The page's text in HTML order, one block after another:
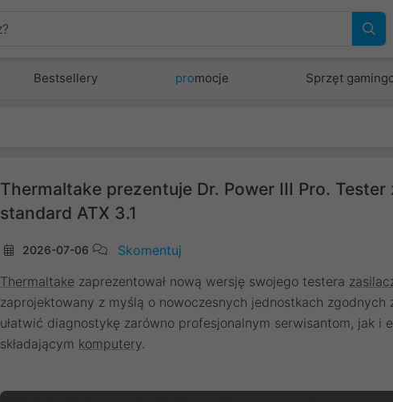
Bestsellery promocje Sprzęt
Thermaltake prezentuje Dr. Power III Pro.
standard ATX 3.1
2026-07-06 Skomentuj
Thermaltakezaprezentował nową wersję swojego testera
zaprojektowany z myślą o nowoczesnych jednostkach zgodnych
ułatwić diagnostykę zarówno profesjonalnym serwisantom, jak i
składającym komputery.